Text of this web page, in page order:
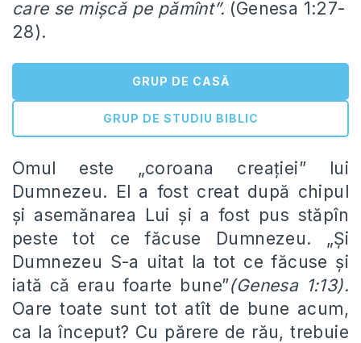
care se mişcă pe pămînt”. (Genesa 1:27-
28).
GRUP DE CASĂ
GRUP DE STUDIU BIBLIC
Omul este „coroana creaţiei” lui
Dumnezeu. El a fost creat după chipul
şi asemănarea Lui şi a fost pus stăpîn
peste tot ce făcuse Dumnezeu. „Şi
Dumnezeu S-a uitat la tot ce făcuse şi
iată că erau foarte bune”(Genesa 1:13).
Oare toate sunt tot atît de bune acum,
ca la început? Cu părere de rău, trebuie